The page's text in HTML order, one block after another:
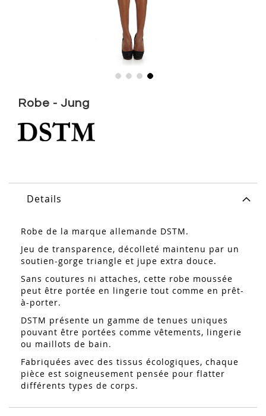
beginning
Robe - Jung
Details
Robe de la marque allemande DSTM.
Jeu de transparence, décolleté maintenu par un
soutien-gorge triangle et jupe extra douce. ‎
Sans coutures ni attaches, cette robe moussée
peut être portée en lingerie tout comme en prêt-
à-porter.‎
DSTM présente un gamme de tenues uniques
pouvant être portées comme vêtements, lingerie
ou maillots de bain.
Fabriquées avec des tissus écologiques, chaque
pièce est soigneusement pensée pour flatter
différents types de corps.